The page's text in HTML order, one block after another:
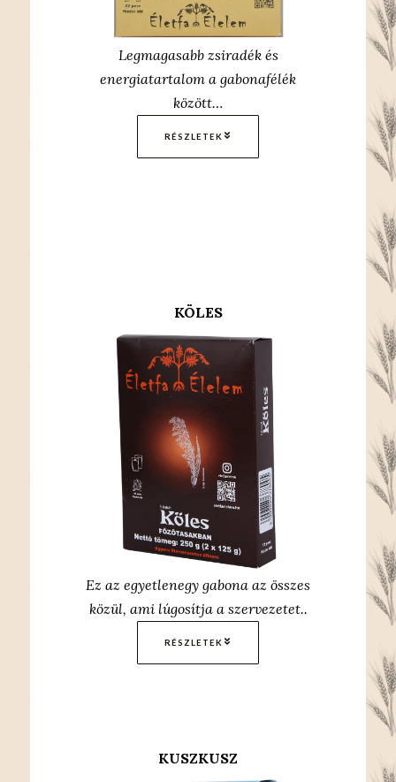
Legmagasabb zsiradék és
energiatartalom a gabonafélék
között…
RÉSZLETEK
KÖLES
Ez az egyetlenegy gabona az összes
közül, ami lúgosítja a szervezetet..
RÉSZLETEK
KUSZKUSZ